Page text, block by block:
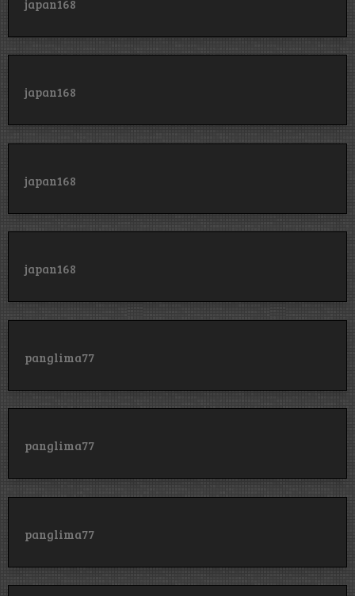
japan168
japan168
japan168
japan168
panglima77
panglima77
panglima77